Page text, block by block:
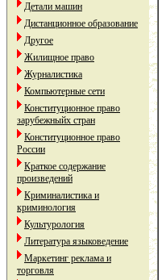
Детали машин
Дистанционное образование
Другое
Жилищное право
Журналистика
Компьютерные сети
Конституционное право
зарубежныйх стран
Конституционное право
России
Краткое содержание
произведений
Криминалистика и
криминология
Культурология
Литература языковедение
Маркетинг реклама и
торговля